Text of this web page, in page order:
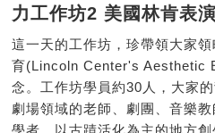
力工作坊2 美國林肯表
這一天的工作坊，珍帶領大家
育(Lincoln Center's Aesthetic
念。工作坊學員約30人，大家
劇場領域的老師、劇團、音樂
學者、以古蹟活化為主的地方創